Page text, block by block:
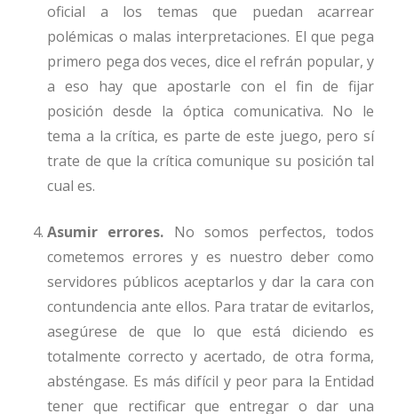
oficial a los temas que puedan acarrear
polémicas o malas interpretaciones. El que pega
primero pega dos veces, dice el refrán popular, y
a eso hay que apostarle con el fin de fijar
posición desde la óptica comunicativa. No le
tema a la crítica, es parte de este juego, pero sí
trate de que la crítica comunique su posición tal
cual es.
Asumir errores. No somos perfectos, todos
cometemos errores y es nuestro deber como
servidores públicos aceptarlos y dar la cara con
contundencia ante ellos. Para tratar de evitarlos,
asegúrese de que lo que está diciendo es
totalmente correcto y acertado, de otra forma,
absténgase. Es más difícil y peor para la Entidad
tener que rectificar que entregar o dar una